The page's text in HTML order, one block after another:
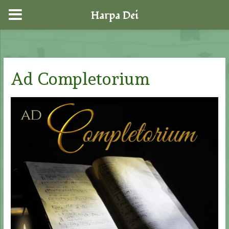
content
Ad Completorium
Harpa Dei